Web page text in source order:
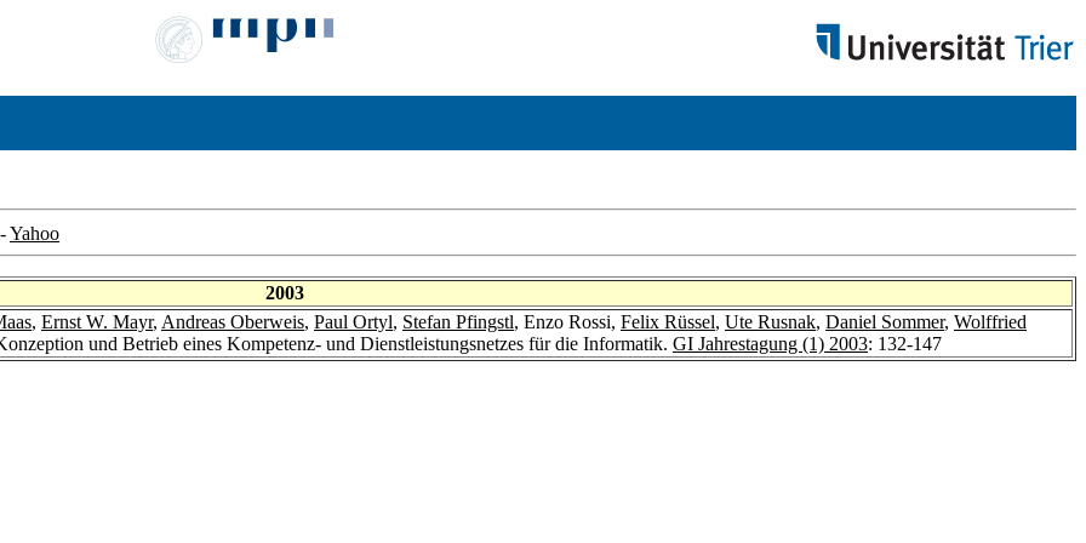
Yahoo
2003
, Ernst W. Mayr, Andreas Oberweis, Paul Ortyl, Stefan Pfingstl, Enzo Rossi, Felix Rüssel, Ute Rusnak, Daniel Sommer, Wolffried
und Betrieb eines Kompetenz- und Dienstleistungsnetzes für die Informatik. GI Jahrestagung (1) 2003: 132-147